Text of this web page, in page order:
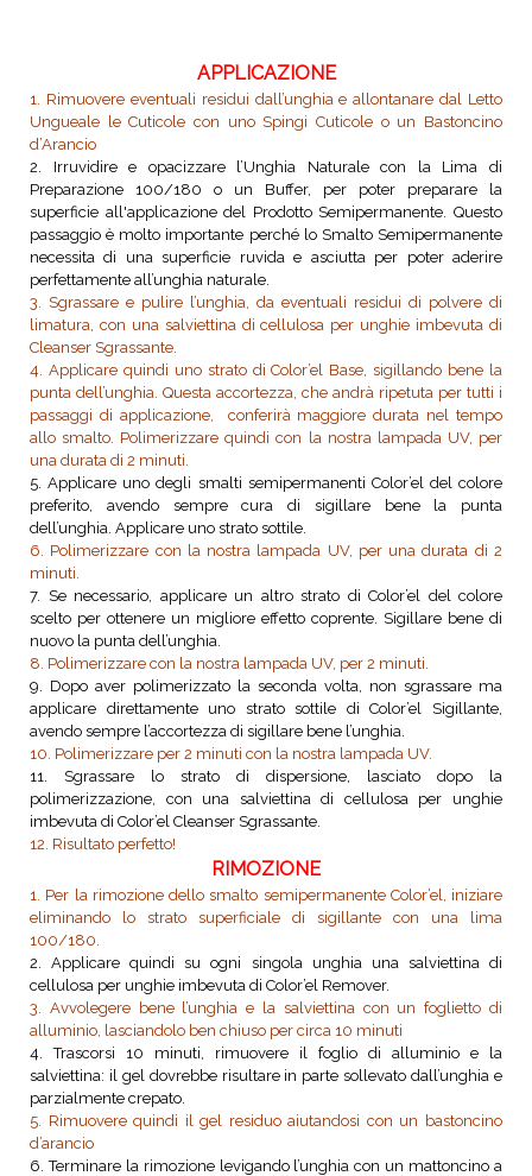
APPLICAZIONE
1. Rimuovere eventuali residui dall’unghia e allontanare dal Letto
Ungueale le Cuticole con uno Spingi Cuticole o un Bastoncino
d’Arancio
2. Irruvidire e opacizzare l’Unghia Naturale con la Lima di
Preparazione 100/180 o un Buffer, per poter preparare la
superficie all'applicazione del Prodotto Semipermanente. Questo
passaggio è molto importante perché lo Smalto Semipermanente
necessita di una superficie ruvida e asciutta per poter aderire
perfettamente all’unghia naturale.
3. Sgrassare e pulire l’unghia, da eventuali residui di polvere di
limatura, con una salviettina di cellulosa per unghie imbevuta di
Cleanser Sgrassante.
4. Applicare quindi uno strato di Color’el Base, sigillando bene la
punta dell’unghia. Questa accortezza, che andrà ripetuta per tutti i
passaggi di applicazione, conferirà maggiore durata nel tempo
allo smalto. Polimerizzare quindi con la nostra lampada UV, per
una durata di 2 minuti.
5. Applicare uno degli smalti semipermanenti Color’el del colore
preferito, avendo sempre cura di sigillare bene la punta
dell’unghia. Applicare uno strato sottile.
6. Polimerizzare con la nostra lampada UV, per una durata di 2
minuti.
7. Se necessario, applicare un altro strato di Color’el del colore
scelto per ottenere un migliore effetto coprente. Sigillare bene di
nuovo la punta dell’unghia.
8. Polimerizzare con la nostra lampada UV, per 2 minuti.
9. Dopo aver polimerizzato la seconda volta, non sgrassare ma
applicare direttamente uno strato sottile di Color’el Sigillante,
avendo sempre l’accortezza di sigillare bene l’unghia.
10. Polimerizzare per 2 minuti con la nostra lampada UV.
11. Sgrassare lo strato di dispersione, lasciato dopo la
polimerizzazione, con una salviettina di cellulosa per unghie
imbevuta di Color’el Cleanser Sgrassante.
12. Risultato perfetto!
RIMOZIONE
1. Per la rimozione dello smalto semipermanente Color’el, iniziare
eliminando lo strato superficiale di sigillante con una lima
100/180.
2. Applicare quindi su ogni singola unghia una salviettina di
cellulosa per unghie imbevuta di Color’el Remover.
3. Avvolegere bene l’unghia e la salviettina con un foglietto di
alluminio, lasciandolo ben chiuso per circa 10 minuti
4. Trascorsi 10 minuti, rimuovere il foglio di alluminio e la
salviettina: il gel dovrebbe risultare in parte sollevato dall’unghia e
parzialmente crepato.
5. Rimuovere quindi il gel residuo aiutandosi con un bastoncino
d’arancio
6. Terminare la rimozione levigando l’unghia con un mattoncino a